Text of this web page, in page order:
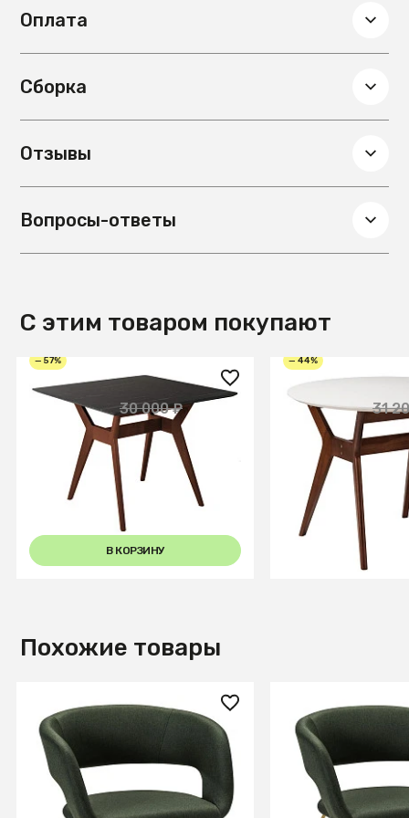
комплектацию.
Оплата
Сборка
Отзывы
Вопросы-ответы
С этим товаром покупают
— 57%
12 800 ₽
30 000 ₽
Стол Нарвик 860*860
Мрамор Графит Темный орех
В КОРЗИНУ
— 44%
17 600 ₽
31
Стол Нарвик
Темный орех
В
Похожие товары
14 200 ₽
Стул Hugs тёмно-зеленый/
т.орех
14 860 ₽
Кресло Hugs
зеленый/Линк